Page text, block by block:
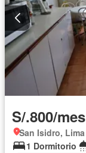
S/.800/mes
San Isidro, Lima
1 Dormitorio